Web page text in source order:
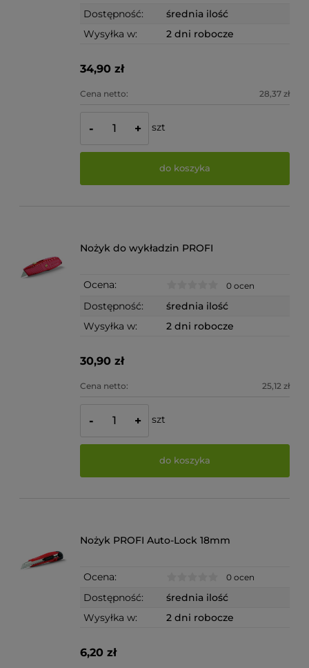
Dostępność:
średnia ilość
Wysyłka w:
2 dni robocze
34,90 zł
Cena netto: 28,37 zł
- + szt
do koszyka
Nożyk do wykładzin PROFI
Ocena: 0 ocen
Dostępność:
średnia ilość
Wysyłka w:
2 dni robocze
30,90 zł
Cena netto: 25,12 zł
- + szt
do koszyka
Nożyk PROFI Auto-Lock 18mm
Ocena: 0 ocen
Dostępność:
średnia ilość
Wysyłka w:
2 dni robocze
6,20 zł